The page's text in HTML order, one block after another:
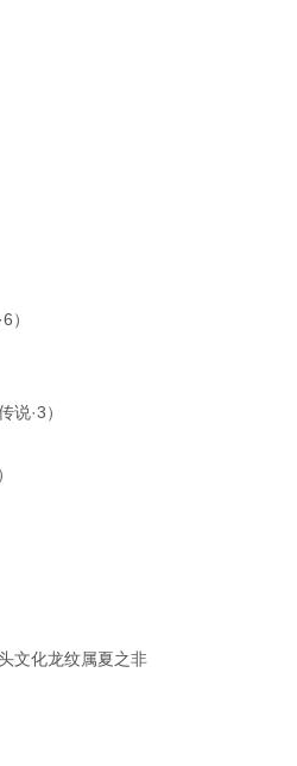
）
说·3）
文化龙纹属夏之非